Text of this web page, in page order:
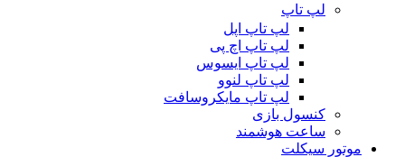
لپ تاپ
لپ تاپ اپل
لپ تاپ اچ پی
لپ تاپ ایسوس
لپ تاپ لنوو
لپ تاپ مایکروسافت
کنسول بازی
ساعت هوشمند
موتور سیکلت